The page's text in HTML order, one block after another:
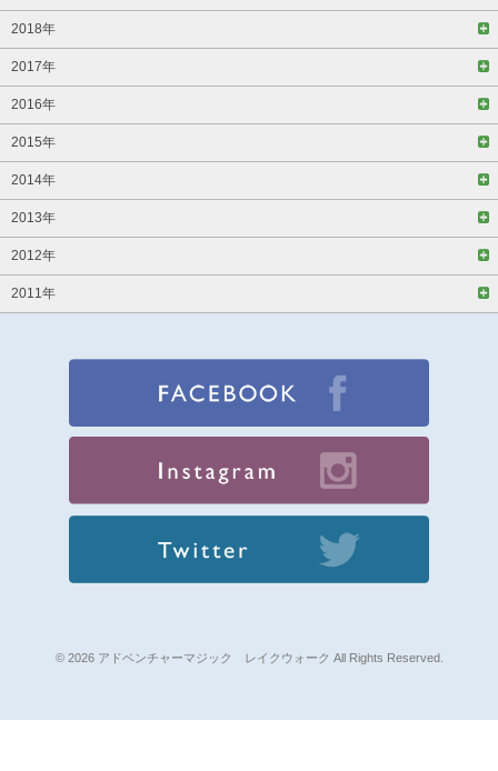
2018年
2017年
2016年
2015年
2014年
2013年
2012年
2011年
© 2026 アドベンチャーマジック レイクウォーク All Rights Reserved.